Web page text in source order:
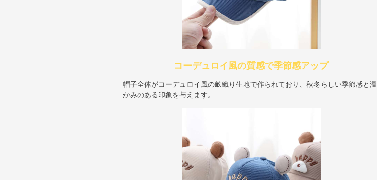
コーデュロイ風の質感で季節感アップ
帽子全体がコーデュロイ風の畝織り生地で作られており、秋冬らしい季節感と温
かみのある印象を与えます。